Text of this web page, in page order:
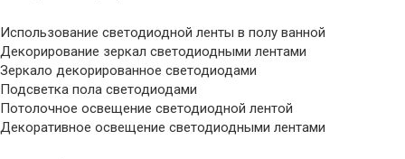
Использование светодиодной ленты в полу ванной
Декорирование зеркал светодиодными лентами
Зеркало декорированное светодиодами
Подсветка пола светодиодами
Потолочное освещение светодиодной лентой
Декоративное освещение светодиодными лентами